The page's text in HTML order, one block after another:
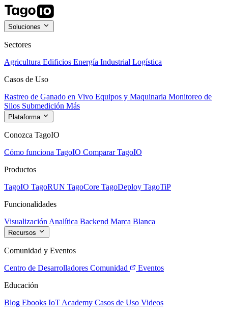
Soluciones
Sectores
Agricultura Edificios Energía Industrial Logística
Casos de Uso
Rastreo de Ganado en Vivo Equipos y Maquinaria Monitoreo de
Silos Submedición Más
Plataforma
Conozca TagoIO
Cómo funciona TagoIO Comparar TagoIO
Productos
TagoIO TagoRUN TagoCore TagoDeploy TagoTiP
Funcionalidades
Visualización Analítica Backend Marca Blanca
Recursos
Comunidad y Eventos
Centro de Desarrolladores Comunidad
Eventos
Educación
Blog Ebooks IoT Academy Casos de Uso Videos